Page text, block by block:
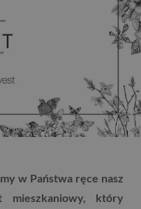
w Państwa ręce nasz
mieszkaniowy, który